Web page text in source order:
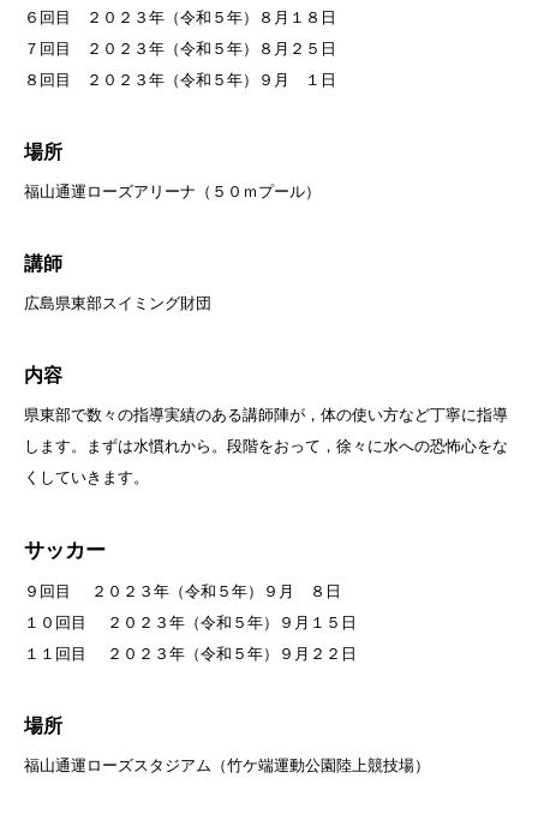
６回目 ２０２３年（令和５年）８月１８日
７回目 ２０２３年（令和５年）８月２５日
８回目 ２０２３年（令和５年）９月 １日
場所
福山通運ローズアリーナ（５０ｍプール）
講師
広島県東部スイミング財団
内容
県東部で数々の指導実績のある講師陣が，体の使い方など丁寧に指導
します。まずは水慣れから。段階をおって，徐々に水への恐怖心をな
くしていきます。
サッカー
９回目 ２０２３年（令和５年）９月 ８日
１０回目 ２０２３年（令和５年）９月１５日
１１回目 ２０２３年（令和５年）９月２２日
場所
福山通運ローズスタジアム（竹ケ端運動公園陸上競技場）